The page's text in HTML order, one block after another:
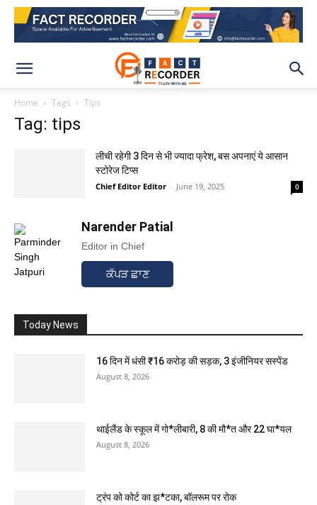
Home Tags Tips
Tag: tips
लीची रहेगी 3 दिन से भी ज्यादा फ्रेश, बस अपनाएं ये आसान
स्टोरेज टिप्स
Chief Editor Editor - June 19, 2025 0
Narender Patial
Editor in Chief
ਕੱਪੜ ਛਾਣ
Today News
16 दिन में धंसी ₹16 करोड़ की सड़क, 3 इंजीनियर सस्पेंड
August 8, 2026
थाईलैंड के स्कूल में गो*लीबारी, 8 की मौ*त और 22 घा*यल
August 8, 2026
ट्रंप को कोर्ट का झ*टका, बॉलरूम पर रोक